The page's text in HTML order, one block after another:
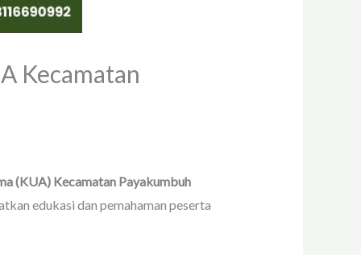
Kecamatan
(KUA) Kecamatan Payakumbuh
edukasi dan pemahaman peserta